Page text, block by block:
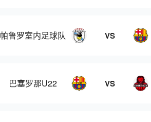
帕鲁罗室内足球队 VS
巴塞罗那U22 VS